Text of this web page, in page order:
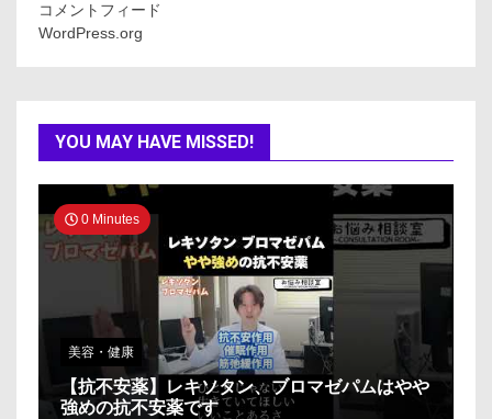
コメントフィード
WordPress.org
YOU MAY HAVE MISSED!
0 Minutes
美容・健康
【抗不安薬】レキソタン、ブロマゼパムはやや
強めの抗不安薬です